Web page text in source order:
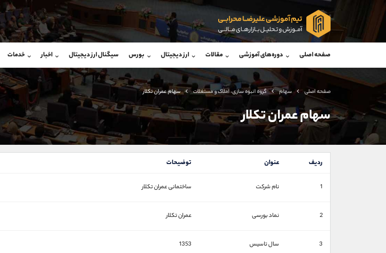
صفحه اصلی دوره‌های آموزشی مقالات ارز دیجیتال بورس سیگنال ارز دیجیتال اخبار خدمات
صفحه اصلی سهام گروه انبوه سازی، املاک و مستغلات سهام عمران تکلار
سهام عمران تکلار
ردیف عنوان توضیحات
1 نام شرکت ساختمانی عمران تکلار
2 نماد بورسی عمران تکلار
3 سال تاسیس 1353
واتساپ شروع گفتگو
@Armteam_admin_104
داخلی 104
واتساپ شروع گفتگو
تلگرام @Armteam_admin_por
107 داخلی
اطلاعات تماس (دفتر فروش)
تلفن
بدون پیش شماره